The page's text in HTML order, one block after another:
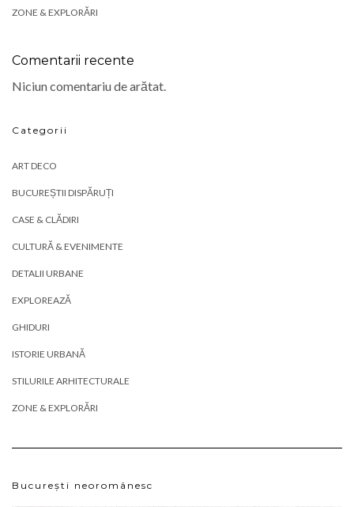
ZONE & EXPLORĂRI
Comentarii recente
Niciun comentariu de arătat.
Categorii
ART DECO
BUCUREȘTII DISPĂRUȚI
CASE & CLĂDIRI
CULTURĂ & EVENIMENTE
DETALII URBANE
EXPLOREAZĂ
GHIDURI
ISTORIE URBANĂ
STILURILE ARHITECTURALE
ZONE & EXPLORĂRI
București neoromânesc